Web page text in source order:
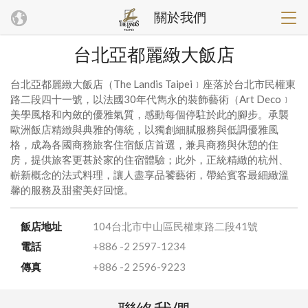
關於我們
台北亞都麗緻大飯店
台北亞都麗緻大飯店（The Landis Taipei﹞座落於台北市民權東
路二段四十一號，以法國30年代雋永的裝飾藝術（Art Deco﹞
美學風格和內斂的優雅氣質，感動每個停駐於此的腳步。承襲
歐洲飯店精緻與典雅的傳統，以獨創細膩服務與低調優雅風
格，成為各國商務旅客住宿飯店首選，兼具商務與休憩的住
房，提供旅客更甚於家的住宿體驗；此外，正統精緻的杭州、
嶄新概念的法式料理，讓人盡享品饕藝術，帶給賓客最細緻溫
馨的服務及甜蜜美好回憶。
飯店地址
104台北市中山區民權東路二段41號
電話
+886 -2 2597-1234
傳真
+886 -2 2596-9223